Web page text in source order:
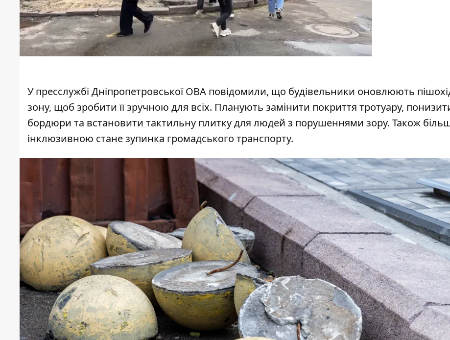
У пресслужбі Дніпропетровської ОВА повідомили, що будівельники оновлюють
зону, щоб зробити її зручною для всіх. Планують замінити покриття тротуару,
бордюри та встановити тактильну плитку для людей з порушеннями зору. Також
інклюзивною стане зупинка громадського транспорту.